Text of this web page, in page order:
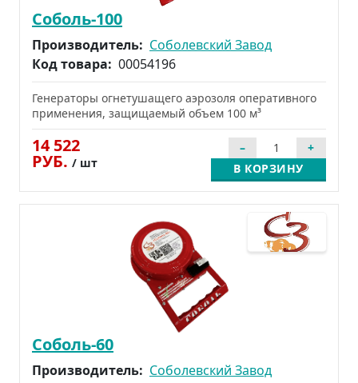
Соболь-100
Производитель: Соболевский Завод
Код товара: 00054196
Генераторы огнетушащего аэрозоля оперативного
применения, защищаемый объем 100 м³
14 522
РУБ. / шт В КОРЗИНУ
Соболь-60
Производитель: Соболевский Завод